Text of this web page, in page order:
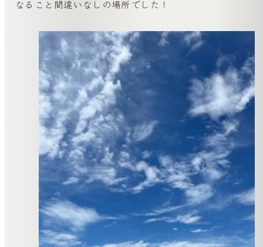
なること間違いなしの場所でした！